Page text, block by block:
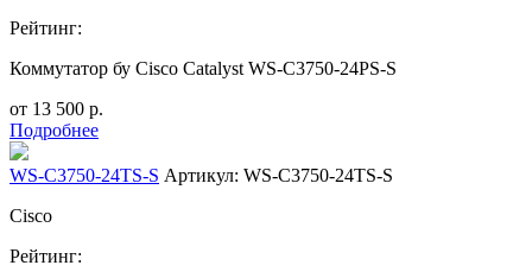
Рейтинг:
Коммутатор бу Cisco Catalyst WS-C3750-24PS-S
от 13 500 р.
Подробнее
WS-C3750-24TS-S Артикул: WS-C3750-24TS-S
Cisco
Рейтинг: